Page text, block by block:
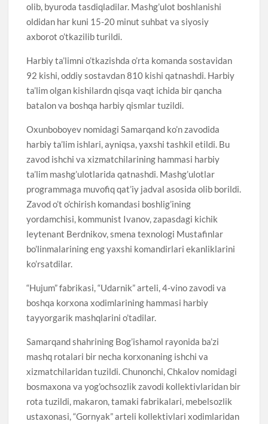
olib, byuroda tasdiqladilar. Mashg’ulot boshlanishi
oldidan har kuni 15-20 minut suhbat va siyosiy
axborot o’tkazilib turildi.
Harbiy ta’limni o’tkazishda o’rta komanda sostavidan
92 kishi, oddiy sostavdan 810 kishi qatnashdi. Harbiy
ta’lim olgan kishilardn qisqa vaqt ichida bir qancha
batalon va boshqa harbiy qismlar tuzildi.
Oxunboboyev nomidagi Samarqand ko’n zavodida
harbiy ta’lim ishlari, ayniqsa, yaxshi tashkil etildi. Bu
zavod ishchi va xizmatchilarining hammasi harbiy
ta’lim mashg’ulotlarida qatnashdi. Mashg’ulotlar
programmaga muvofiq qat’iy jadval asosida olib borildi.
Zavod o’t o’chirish komandasi boshlig’ining
yordamchisi, kommunist Ivanov, zapasdagi kichik
leytenant Berdnikov, smena texnologi Mustafinlar
bo’linmalarining eng yaxshi komandirlari ekanliklarini
ko’rsatdilar.
“Hujum” fabrikasi, “Udarnik” arteli, 4-vino zavodi va
boshqa korxona xodimlarining hammasi harbiy
tayyorgarik mashqlarini o’tadilar.
Samarqand shahrining Bog’ishamol rayonida ba’zi
mashq rotalari bir necha korxonaning ishchi va
xizmatchilaridan tuzildi. Chunonchi, Chkalov nomidagi
bosmaxona va yog’ochsozlik zavodi kollektivlaridan bir
rota tuzildi, makaron, tamaki fabrikalari, mebelsozlik
ustaxonasi, “Gornyak” arteli kollektivlari xodimlaridan